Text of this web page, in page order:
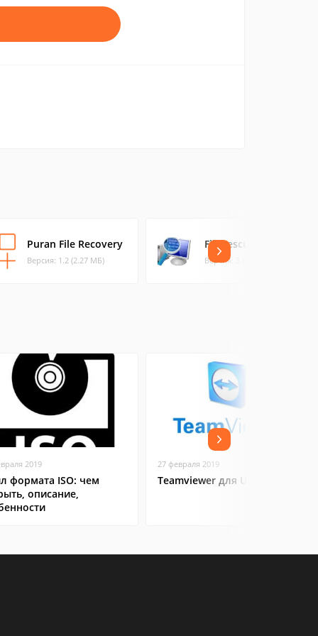
Puran File Recovery
Версия: 1.2 (2.27 МБ)
FileRescuer Free
Версия: 3.6 (3.11 МБ)
2019
формата ISO: чем
описание,
27 февраля 2019
Teamviewer для Ubuntu